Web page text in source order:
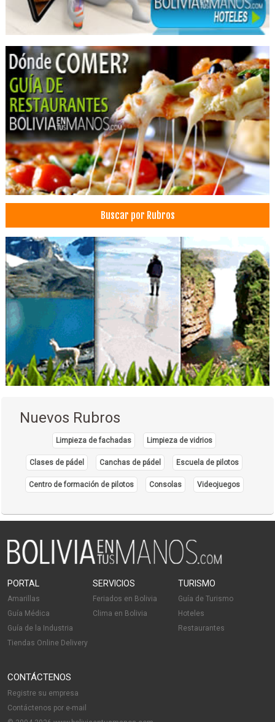
Odontología Estética
Odontopediatría
Ortodoncia
Odontología
Prótesis Dentales
Periodoncia
Radiólogo Dental
Cirugía Plástica
Cirugía Estética
Clínicas Privadas
Ginecología
Médicos Odontólogos Radiólogos
Clínicas particulares
Salud: Clínicas
Buscar por Rubros
Nuevos Rubros
Limpieza de fachadas Limpieza de vidrios
Clases de pádel Canchas de pádel Escuela de pilotos
Centro de formación de pilotos Consolas Videojuegos
PORTAL
Amarillas
Guía Médica
Guía de la Industria
Tiendas Online Delivery
SERVICIOS
Feriados en Bolivia
Clima en Bolivia
TURISMO
Guía de Turismo
Hoteles
Restaurantes
CONTÁCTENOS
Registre su empresa
Contáctenos por e-mail